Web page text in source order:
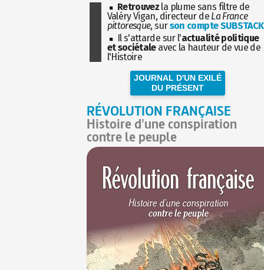
Retrouvez la plume sans filtre de
Valéry Vigan, directeur de La France
pittoresque, surson compte SUBSTACK
Il s'attarde sur l'actualité politique
et sociétaleavec la hauteur de vue de
l'Histoire
JOURNAL D'UN EXILÉ
DU PRÉSENT
RÉVOLUTION FRANÇAISE
Histoire d'une conspiration
contre le peuple